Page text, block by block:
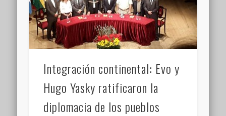
Integración continental: Evo y
Hugo Yasky ratificaron la
diplomacia de los pueblos